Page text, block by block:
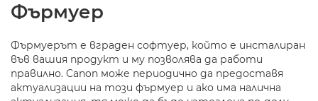
Фърмуер
Фърмуерът е вграден софтуер, който е инсталиран
във вашия продукт и му позволява да работи
правилно. Canon може периодично да предоставя
актуализации на този фърмуер и ако има налична